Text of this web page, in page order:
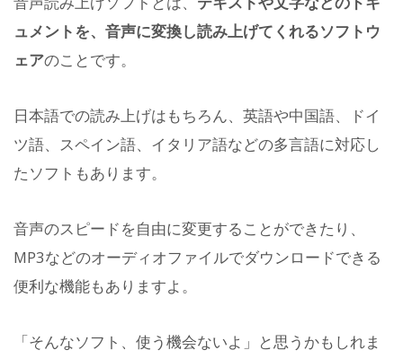
ュメントを、音声に変換し読み上げてくれるソフトウ
ェアのことです。
日本語での読み上げはもちろん、英語や中国語、ドイ
ツ語、スペイン語、イタリア語などの多言語に対応し
たソフトもあります。
音声のスピードを自由に変更することができたり、
MP3などのオーディオファイルでダウンロードできる
便利な機能もありますよ。
「そんなソフト、使う機会ないよ」と思うかもしれま